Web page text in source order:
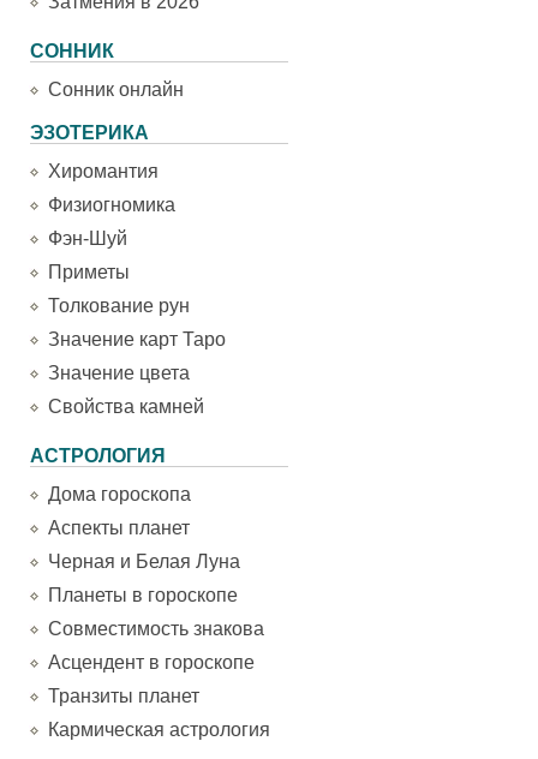
СОННИК
Сонник онлайн
ЭЗОТЕРИКА
Хиромантия
Физиогномика
Фэн-Шуй
Приметы
Толкование рун
Значение карт Таро
Значение цвета
Свойства камней
АСТРОЛОГИЯ
Дома гороскопа
Аспекты планет
Черная и Белая Луна
Планеты в гороскопе
Совместимость знакова
Асцендент в гороскопе
Транзиты планет
Кармическая астрология